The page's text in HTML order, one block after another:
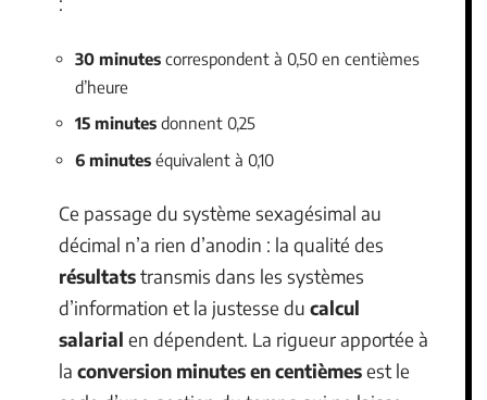
30 minutes correspondent à 0,50 en centièmes
d’heure
15 minutes donnent 0,25
6 minutes équivalent à 0,10
Ce passage du système sexagésimal au
décimal n’a rien d’anodin : la qualité des
résultatstransmis dans les systèmes
d’information et la justesse du calcul
salarial en dépendent. La rigueur apportée à
la conversion minutes en centièmesest le